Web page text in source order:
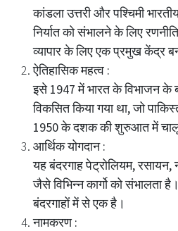
कांडला उत्तरी और पश्चिमी
निर्यात को संभालने के लिए
व्यापार के लिए एक प्रमुख केंद्र
ऐतिहासिक महत्व :
इसे 1947 में भारत के विभाजन के
विकसित किया गया था, जो
1950 के दशक की शुरुआत में
आर्थिक योगदान :
यह बंदरगाह पेट्रोलियम,
जैसे विभिन्न कार्गो को संभालता
बंदरगाहों में से एक है।
नामकरण :